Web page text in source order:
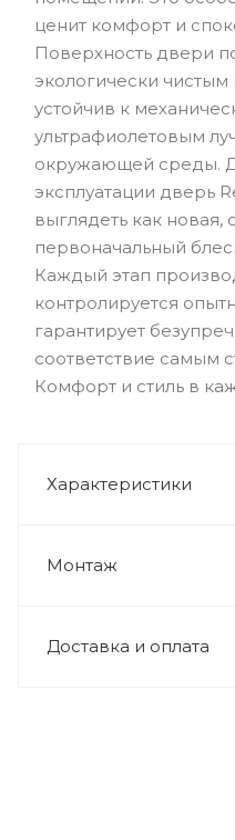
ценит комфорт и
Поверхность двери
экологически
устойчив к
ультрафиолетовым
окружающей среды.
эксплуатации дверь
выглядеть как новая,
первоначальный
Каждый этап
контролируется
гарантирует
соответствие самым
Комфорт и стиль в
Характеристики
Монтаж
Доставка и оплата